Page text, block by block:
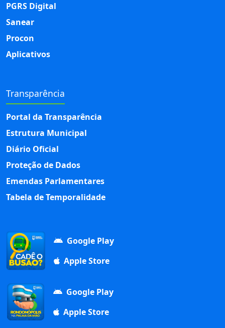
PGRS Digital
Sanear
Procon
Aplicativos
Transparência
Portal da Transparência
Estrutura Municipal
Diário Oficial
Proteção de Dados
Emendas Parlamentares
Tabela de Temporalidade
Google Play
Apple Store
Google Play
Apple Store